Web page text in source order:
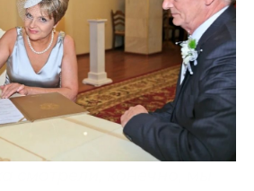
шёпотом.» Лучше и не
на ElitSingles мужчины
и не принимают туда
кричат о своих